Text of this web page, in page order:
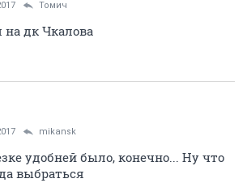
Томич
на дк Чкалова
mikansk
удобней было, конечно... Ну что
выбраться